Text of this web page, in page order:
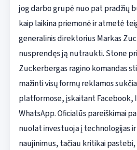
jog darbo grupė nuo pat pradžių
kaip laikina priemonė ir atmetė
generalinis direktorius Markas
nusprendęs ją nutraukti. Stone
Zuckerbergas ragino komandas
mažinti visų formų reklamos
platformose, įskaitant Facebook,
WhatsApp. Oficialūs pareiškimai
nuolat investuoja į technologijas
naujinimus, tačiau kritikai pastebi,